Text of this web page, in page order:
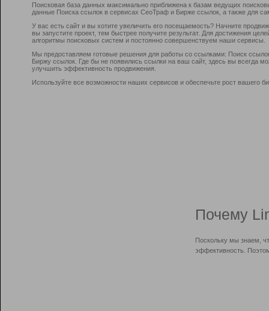
Поисковая база данных максимально приближена к базам ведущих
данные Поиска ссылок в сервисах СеоТраф и Бирже ссылок, а также для
У вас есть сайт и вы хотите увеличить его посещаемость? Начните
вы запустите проект, тем быстрее получите результат. Для достижения
алгоритмы поисковых систем и постоянно совершенствуем наши сервисы.
Мы предоставляем готовые решения для работы со ссылками: Поиск
Биржу ссылок. Где бы не появились ссылки на ваш сайт, здесь вы всегда
улучшить эффективность продвижения.
Используйте все возможности наших сервисов и обеспечьте рост вашего
Почему
Поскольку мы знаем,
эффективность.